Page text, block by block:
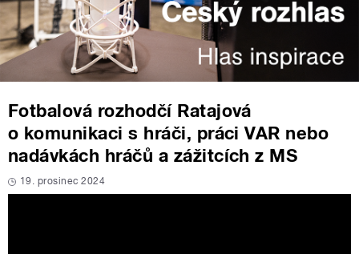
Fotbalová rozhodčí Ratajová
o komunikaci s hráči, práci VAR nebo
nadávkách hráčů a zážitcích z MS
19. prosinec 2024